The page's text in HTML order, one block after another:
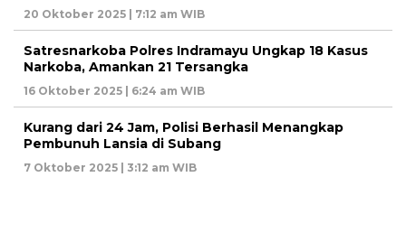
20 Oktober 2025 | 7:12 am WIB
Satresnarkoba Polres Indramayu Ungkap 18 Kasus
Narkoba, Amankan 21 Tersangka
16 Oktober 2025 | 6:24 am WIB
Kurang dari 24 Jam, Polisi Berhasil Menangkap
Pembunuh Lansia di Subang
7 Oktober 2025 | 3:12 am WIB